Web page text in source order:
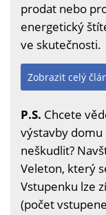
prodat nebo
energetický
ve skutečnosti.
Zobrazit celý
P.S. Chcete
výstavby domu
neškudlit?
Veleton, který
Vstupenku lze
(počet